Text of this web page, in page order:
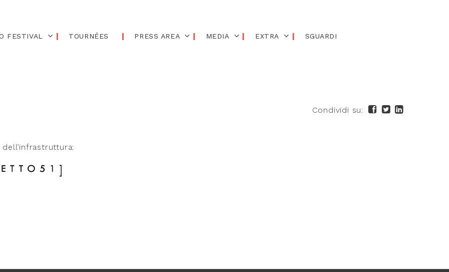
FESTIVAL TOURNÉES PRESS AREA MEDIA EXTRA SGUARDI
Condividi su: